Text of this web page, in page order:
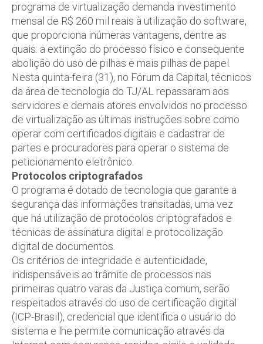
programa de virtualização demanda investimento
mensal de R$ 260 mil reais à utilização do software,
que proporciona inúmeras vantagens, dentre as
quais: a extinção do processo físico e consequente
abolição do uso de pilhas e mais pilhas de papel.
Nesta quinta-feira (31), no Fórum da Capital, técnicos
da área de tecnologia do TJ/AL repassaram aos
servidores e demais atores envolvidos no processo
de virtualização as últimas instruções sobre como
operar com certificados digitais e cadastrar de
partes e procuradores para operar o sistema de
peticionamento eletrônico.
Protocolos criptografados
O programa é dotado de tecnologia que garante a
segurança das informações transitadas, uma vez
que há utilização de protocolos criptografados e
técnicas de assinatura digital e protocolização
digital de documentos.
Os critérios de integridade e autenticidade,
indispensáveis ao trâmite de processos nas
primeiras quatro varas da Justiça comum, serão
respeitados através do uso de certificação digital
(ICP-Brasil), credencial que identifica o usuário do
sistema e lhe permite comunicação através da